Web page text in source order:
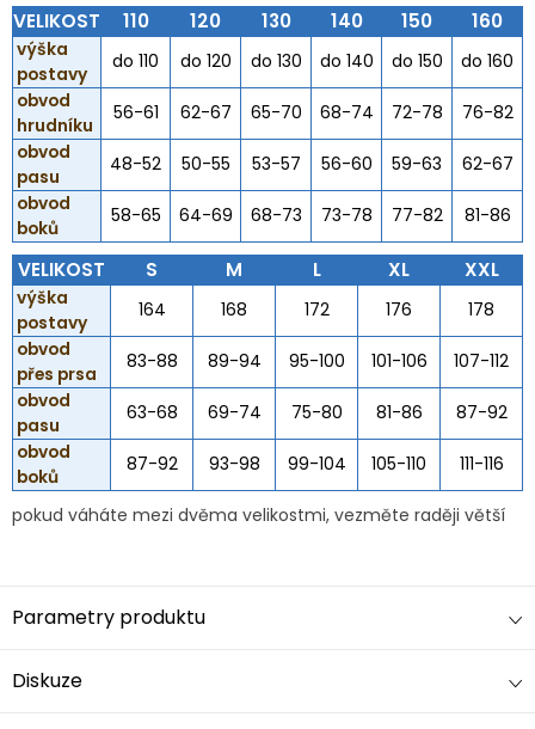
VELIKOST 110 120 130 140 150 160
výška
postavy
do 110 do 120 do 130 do 140 do 150
do 160
obvod
hrudníku
56-61 62-67 65-70 68-74 72-78
76-82
obvod
pasu
48-52 50-55 53-57 56-60 59-63
62-67
obvod
boků
58-65 64-69 68-73 73-78 77-82 81-86
VELIKOST S M L XL XXL
výška
postavy
164 168 172 176
178
obvod
přes prsa
83-88 89-94 95-100 101-106
107-112
obvod
pasu
63-68 69-74 75-80 81-86
87-92
obvod
boků
87-92 93-98 99-104 105-110 111-116
pokud váháte mezi dvěma velikostmi, vezměte raději větší
Parametry produktu
Diskuze